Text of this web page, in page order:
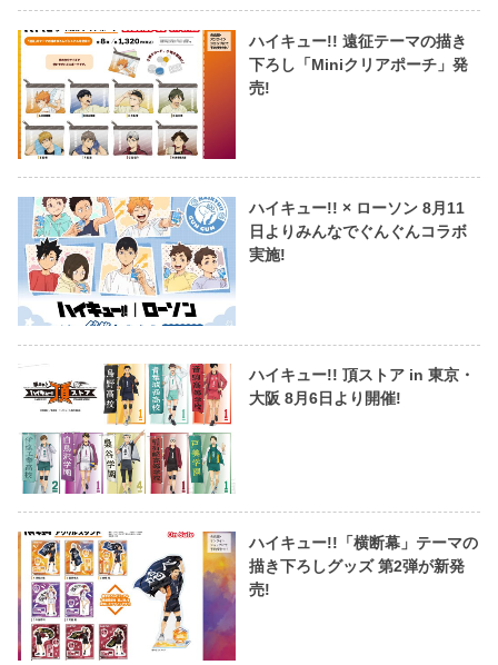
ハイキュー!! 遠征テーマの描き
下ろし「Miniクリアポーチ」発
売!
ハイキュー!! × ローソン 8月11
日よりみんなでぐんぐんコラボ
実施!
ハイキュー!! 頂ストア in 東京・
大阪 8月6日より開催!
ハイキュー!!「横断幕」テーマの
描き下ろしグッズ 第2弾が新発
売!